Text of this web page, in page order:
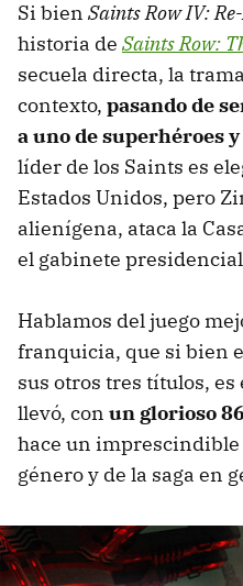
Si bien Saints Row IV:
historia de Saints Row:
secuela directa, la
contexto, pasando de
a uno de superhéroes
líder de los Saints es
Estados Unidos, pero
alienígena, ataca la
el gabinete
Hablamos del juego
franquicia, que si bien
sus otros tres títulos,
llevó, con un glorioso 86
hace un
género y de la saga en